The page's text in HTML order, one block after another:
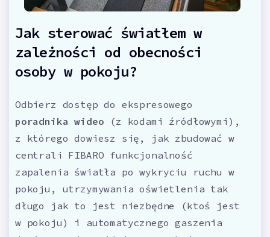
Jak sterować światłem w
zależności od obecności
osoby w pokoju?
Odbierz dostęp do ekspresowego
poradnika wideo (z kodami źródłowymi),
z którego dowiesz się, jak zbudować w
centrali FIBARO funkcjonalność
zapalenia światła po wykryciu ruchu w
pokoju, utrzymywania oświetlenia tak
długo jak to jest niezbędne (ktoś jest
w pokoju) i automatycznego gaszenia